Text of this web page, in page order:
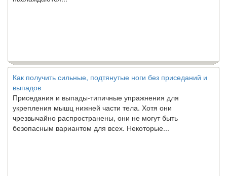
Как получить сильные, подтянутые ноги без приседаний и
выпадов
Приседания и выпады-типичные упражнения для
укрепления мышц нижней части тела. Хотя они
чрезвычайно распространены, они не могут быть
безопасным вариантом для всех. Некоторые...